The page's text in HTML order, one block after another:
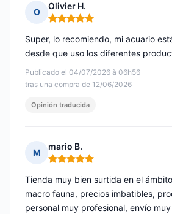
O
Olivier H.
Nota: 5 de 5
Publicado el 04/07/2026 à 06h56
tras una compra de 12/06/2026
Super, lo recomiendo, mi acuario
desde que uso los diferentes
Opinión traducida
M
mario B.
Nota: 5 de 5
Tienda muy bien surtida en el
macro fauna, precios imbatibles,
personal muy profesional, envío